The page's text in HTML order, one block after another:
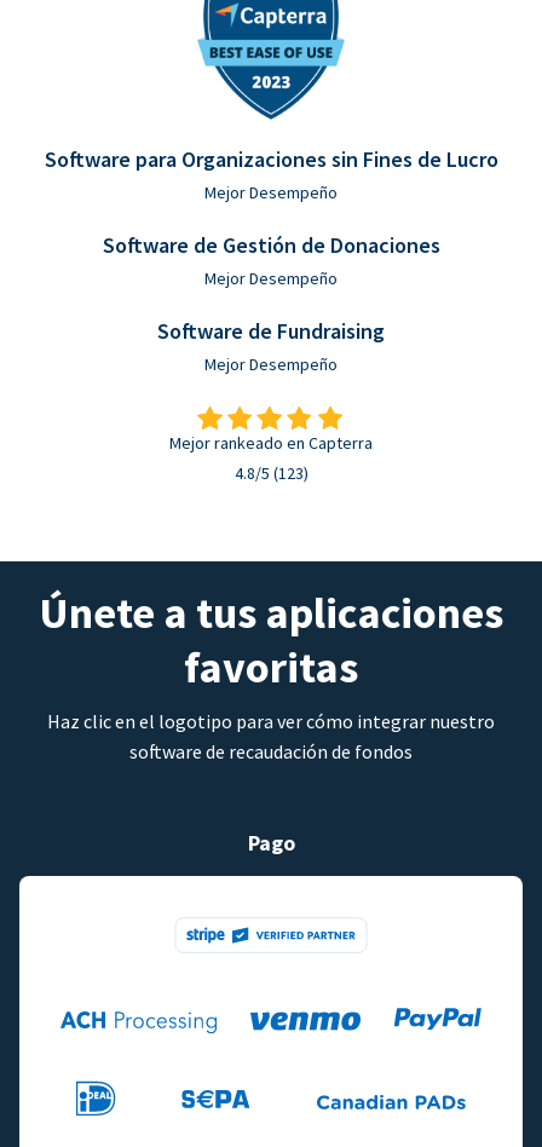
Software para Organizaciones sin Fines de Lucro
Mejor Desempeño
Software de Gestión de Donaciones
Mejor Desempeño
Software de Fundraising
Mejor Desempeño
Mejor rankeado en Capterra
4.8/5 (123)
Únete a tus aplicaciones
favoritas
Haz clic en el logotipo para ver cómo integrar nuestro
software de recaudación de fondos
Pago